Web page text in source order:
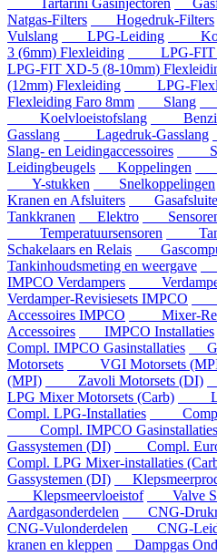
Tartarini Gasinjectoren
Natgas-Filters
Hogedruk-Filters
Vulslang
LPG-Leiding
3 (6mm) Flexleiding
LPG-FIT
LPG-FIT XD-5 (8-10mm)
(12mm) Flexleiding
LPG-
Flexleiding Faro 8mm
Slang
Koelvloeistofslang
Gasslang
Lagedruk-Gasslang
Slang- en Leidingaccessoires
Leidingbeugels
Koppelingen
Y-stukken
Snelkoppelingen
Kranen en Afsluiters
Tankkranen
Elektro
Temperatuursensoren
Schakelaars en Relais
Tankinhoudsmeting en weergave
IMPCO Verdampers
Verdamper-Revisiesets IMPCO
Accessoires IMPCO
Mixer-
Accessoires
IMPCO Installaties
Compl. IMPCO Gasinstallaties
Motorsets
VGI Motorsets
(MPI)
Zavoli Motorsets (DI)
LPG Mixer Motorsets (Carb)
Compl. LPG-Installaties
Compl.
Compl. IMPCO Gasinstallaties
Gassystemen (DI)
Compl.
Compl. LPG Mixer-installaties
Gassystemen (DI)
Klepsmeervloeistof
Valve
Aardgasonderdelen
CNG-
CNG-Vulonderdelen
CNG-
kranen en kleppen
Dampgas